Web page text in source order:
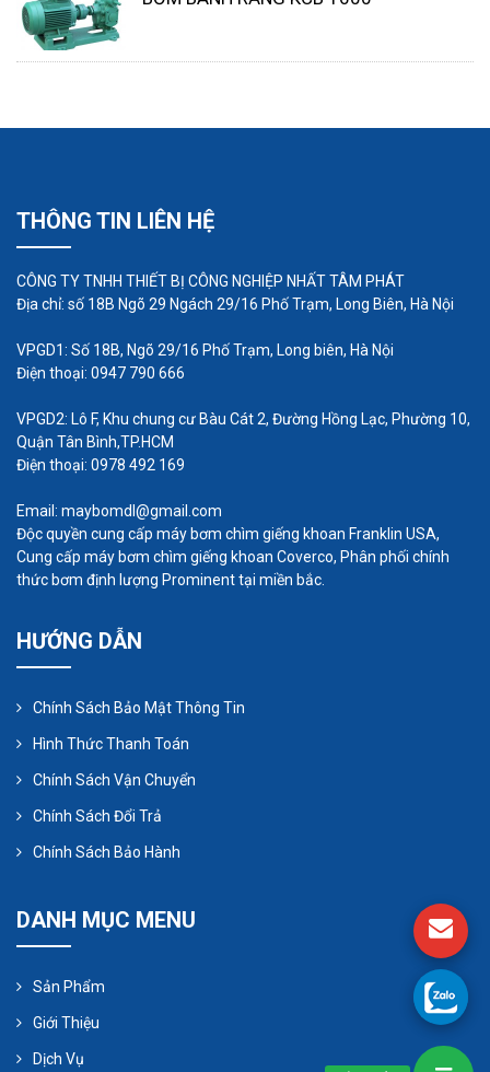
THÔNG TIN LIÊN HỆ
CÔNG TY TNHH THIẾT BỊ CÔNG NGHIỆP NHẤT TÂM PHÁT
Địa chỉ: số 18B Ngõ 29 Ngách 29/16 Phố Trạm, Long Biên, Hà Nội
VPGD1: Số 18B, Ngõ 29/16 Phố Trạm, Long biên, Hà Nội
Điện thoại: 0947 790 666
VPGD2: Lô F, Khu chung cư Bàu Cát 2, Đường Hồng Lạc, Phường 10,
Quận Tân Bình,TP.HCM
Điện thoại: 0978 492 169
Email: maybomdl@gmail.com
Độc quyền cung cấp máy bơm chìm giếng khoan Franklin USA,
Cung cấp máy bơm chìm giếng khoan Coverco, Phân phối chính
thức bơm định lượng Prominent tại miền bắc.
HƯỚNG DẪN
Chính Sách Bảo Mật Thông Tin
Hình Thức Thanh Toán
Chính Sách Vận Chuyển
Chính Sách Đổi Trả
Chính Sách Bảo Hành
DANH MỤC MENU
Sản Phẩm
Giới Thiệu
Dịch Vụ